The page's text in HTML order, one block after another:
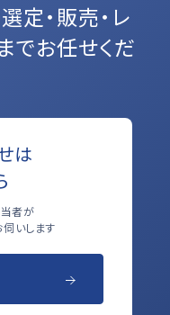
定・販売・レ
でお任せくだ
は
者が
いします